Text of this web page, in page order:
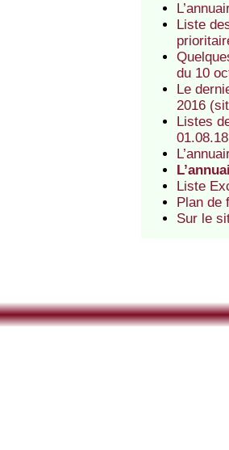
Liste
du 10
Le
2016
Listes
Liste
Plan de
Sur le